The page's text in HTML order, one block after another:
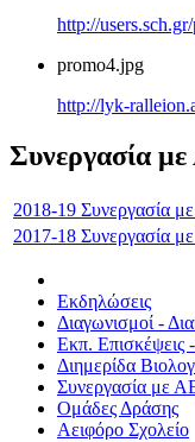
http://
promo4.jpg
http://lyk-
Συνεργασία
2018-19 Συνεργασία
2017-18 Συνεργασία
Εκδηλώσεις
Διαγωνισμοί -
Εκπ. Επισκέψεις
Διημερίδα
Συνεργασία με
Ομάδες Δράσης
Αειφόρο Σχολείο